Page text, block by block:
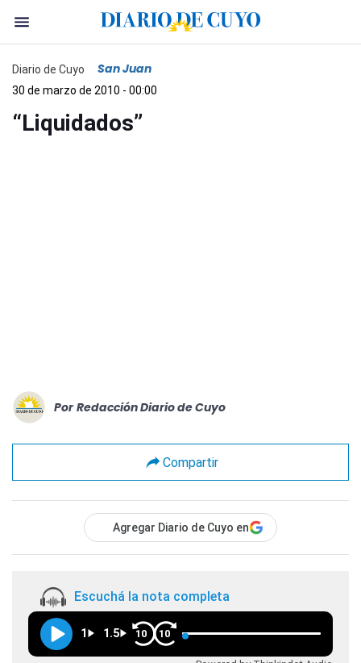
Diario de Cuyo San Juan
30 de marzo de 2010 - 00:00
“Liquidados”
Por Redacción Diario de Cuyo
Compartir
Agregar Diario de Cuyo en
Escuchá la nota completa
1 1.5 10 10